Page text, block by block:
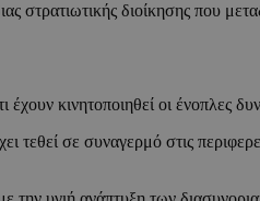
στρατιωτικής διοίκησης που
κινητοποιηθεί οι ένοπλες
σε συναγερμό στις